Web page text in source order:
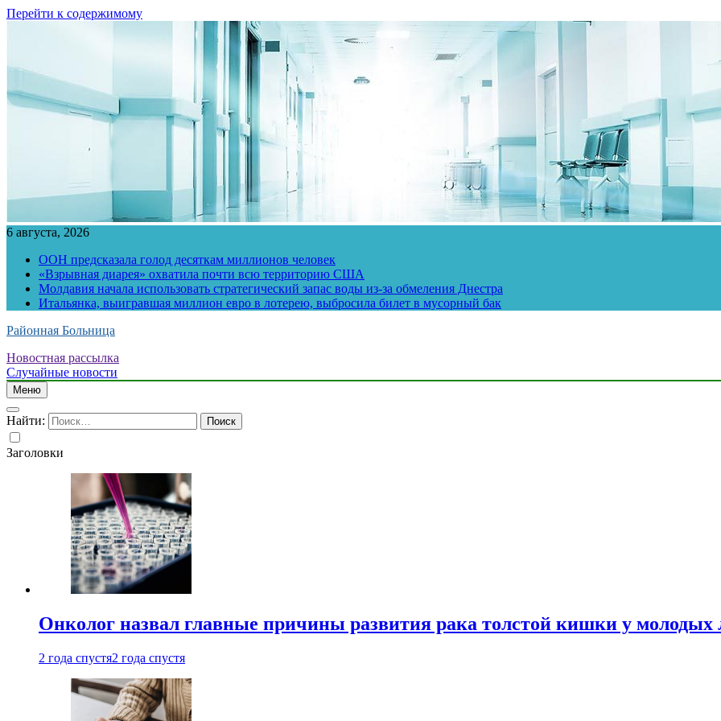
Перейти к содержимому
6 августа, 2026
ООН предсказала голод десяткам миллионов человек
«Взрывная диарея» охватила почти всю территорию США
Молдавия начала использовать стратегический запас воды из-за обмеления Днестра
Итальянка, выигравшая миллион евро в лотерею, выбросила билет в мусорный бак
Районная Больница
Новостная рассылка
Случайные новости
Меню
Найти:
Заголовки
Онколог назвал главные причины развития рака толстой кишки у молодых
2 года спустя2 года спустя